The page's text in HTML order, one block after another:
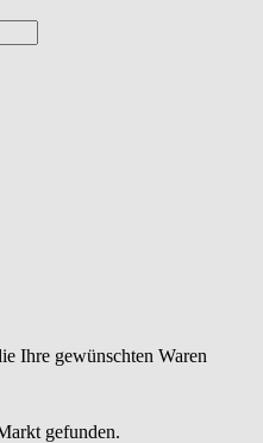
Ihre gewünschten Waren
gefunden.